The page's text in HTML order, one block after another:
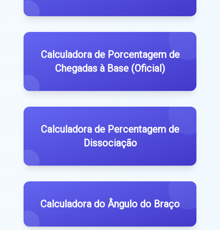
Calculadora de Porcentagem de
Chegadas à Base (Oficial)
Calculadora de Percentagem de
Dissociação
Calculadora do Ângulo do Braço